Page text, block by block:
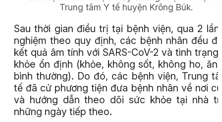
Trung tâm Y tế huyện Krông Búk.
Sau thời gian điều trị tại bệnh viện, qua 2
nghiệm theo quy định, các bệnh nhân đều
kết quả âm tính với SARS-CoV-2 và tình trạng
khỏe ổn định (khỏe, không sốt, không ho, ăn
bình thường). Do đó, các bệnh viện, Trung
tế đã cử phương tiện đưa bệnh nhân về nơi
và hướng dẫn theo dõi sức khỏe tại nhà
những ngày tiếp theo.